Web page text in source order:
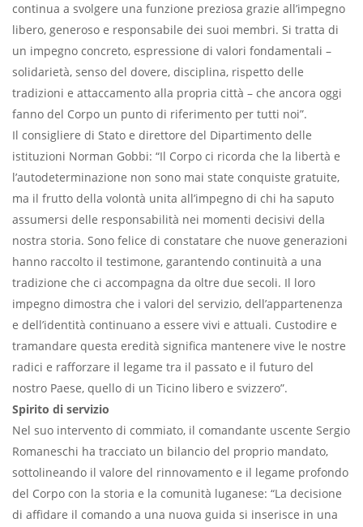
continua a svolgere una funzione preziosa grazie all’impegno
libero, generoso e responsabile dei suoi membri. Si tratta di
un impegno concreto, espressione di valori fondamentali –
solidarietà, senso del dovere, disciplina, rispetto delle
tradizioni e attaccamento alla propria città – che ancora oggi
fanno del Corpo un punto di riferimento per tutti noi”.
Il consigliere di Stato e direttore del Dipartimento delle
istituzioni Norman Gobbi: “Il Corpo ci ricorda che la libertà e
l’autodeterminazione non sono mai state conquiste gratuite,
ma il frutto della volontà unita all’impegno di chi ha saputo
assumersi delle responsabilità nei momenti decisivi della
nostra storia. Sono felice di constatare che nuove generazioni
hanno raccolto il testimone, garantendo continuità a una
tradizione che ci accompagna da oltre due secoli. Il loro
impegno dimostra che i valori del servizio, dell’appartenenza
e dell’identità continuano a essere vivi e attuali. Custodire e
tramandare questa eredità significa mantenere vive le nostre
radici e rafforzare il legame tra il passato e il futuro del
nostro Paese, quello di un Ticino libero e svizzero”.
Spirito di servizio
Nel suo intervento di commiato, il comandante uscente Sergio
Romaneschi ha tracciato un bilancio del proprio mandato,
sottolineando il valore del rinnovamento e il legame profondo
del Corpo con la storia e la comunità luganese: “La decisione
di affidare il comando a una nuova guida si inserisce in una